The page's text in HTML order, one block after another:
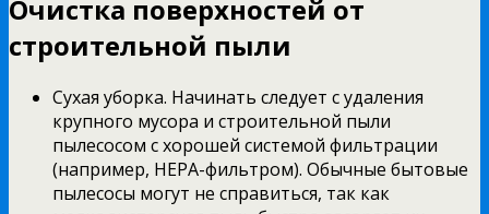
Очистка поверхностей от
строительной пыли
Сухая уборка. Начинать следует с удаления
крупного мусора и строительной пыли
пылесосом с хорошей системой фильтрации
(например, HEPA-фильтром). Обычные бытовые
пылесосы могут не справиться, так как